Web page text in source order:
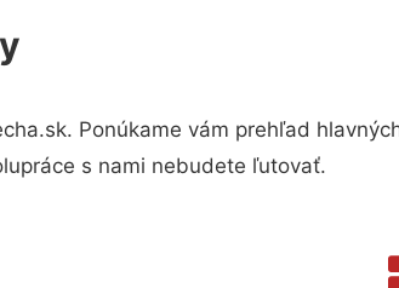
Ponúkame vám prehľad
s nami nebudete ľutovať.